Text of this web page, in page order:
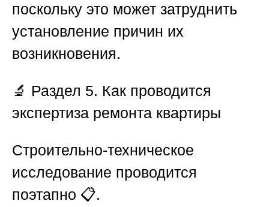
поскольку это может затруднить
установление причин их
возникновения.
🔬 Раздел 5. Как проводится
экспертиза ремонта квартиры
Строительно-техническое
исследование проводится
поэтапно 📋.